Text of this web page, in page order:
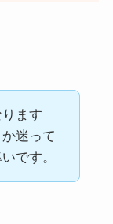
ます
迷って
です。